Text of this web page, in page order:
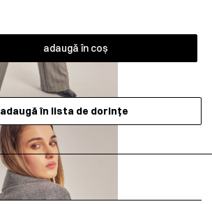
adaugă în coș
adaugă în lista de dorințe